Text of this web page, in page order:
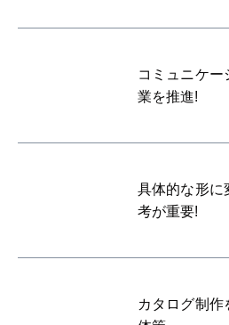
コミュニケー
業を推進!
具体的な形に
考が重要!
カタログ制作